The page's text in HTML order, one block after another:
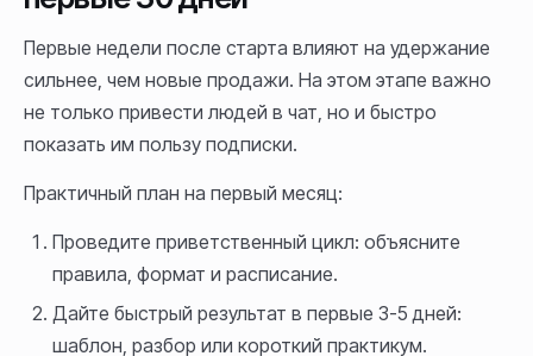
Первые недели после старта влияют на удержание
сильнее, чем новые продажи. На этом этапе важно
не только привести людей в чат, но и быстро
показать им пользу подписки.
Практичный план на первый месяц:
Проведите приветственный цикл: объясните
правила, формат и расписание.
Дайте быстрый результат в первые 3-5 дней:
шаблон, разбор или короткий практикум.